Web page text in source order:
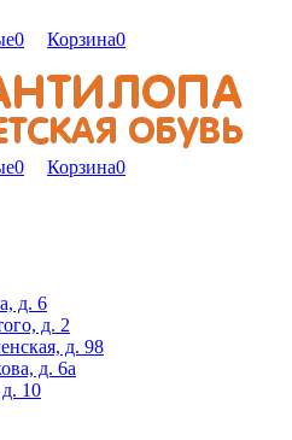
0 Корзина0
0 Корзина0
д. 6
д. 2
д. 98
д. 6а
10